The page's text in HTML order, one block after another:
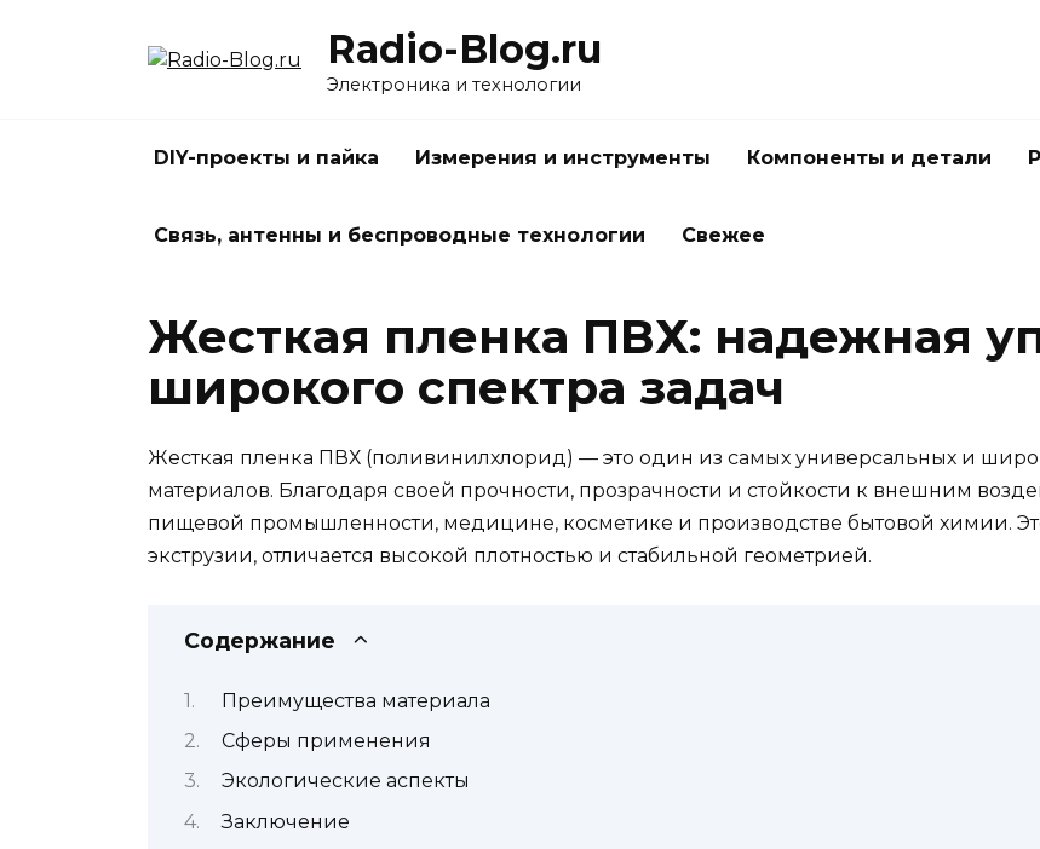
Radio-Blog.ru
Электроника и технологии
DIY-проекты и пайка Измерения и инструменты Компоненты и детали
Связь, антенны и беспроводные технологии Свежее
Жесткая пленка ПВХ: надежная
широкого спектра задач
Жесткая пленка ПВХ (поливинилхлорид) — это один из самых универсальных и
материалов. Благодаря своей прочности, прозрачности и стойкости к внешним
пищевой промышленности, медицине, косметике и производстве бытовой химии.
экструзии, отличается высокой плотностью и стабильной геометрией.
Содержание
Преимущества материала
Сферы применения
Экологические аспекты
Заключение